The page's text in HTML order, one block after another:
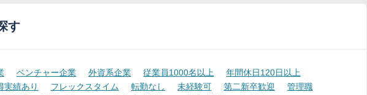
す
ベンチャー企業 外資系企業 従業員1000名以上
年間休日120日以上
実績あり フレックスタイム 転勤なし 未経験可 第二新卒歓迎
管理職